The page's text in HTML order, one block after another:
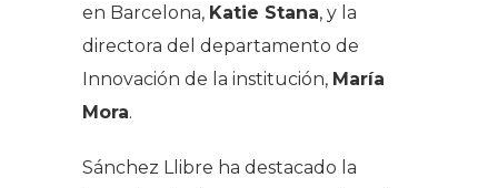
en Barcelona, Katie Stana, y la
directora del departamento de
Innovación de la institución, María
Mora.
Sánchez Llibre ha destacado la